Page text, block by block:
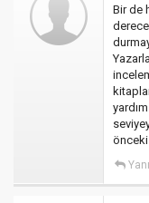
Bir de